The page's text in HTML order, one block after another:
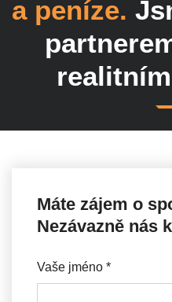
a peníze.
Máte zájem o
Nezávazně nás
Vaše jméno *